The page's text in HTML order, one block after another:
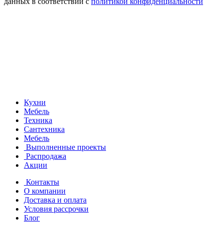
Кухни
Мебель
Техника
Сантехника
Мебель
Выполненные проекты
Распродажа
Акции
Контакты
О компании
Доставка и оплата
Условия рассрочки
Блог